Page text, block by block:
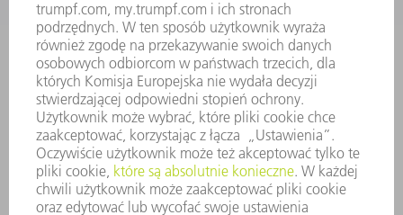
ZARZĄD
SPRAWOZDANIE Z DZIAŁALNOŚCI
ZASADY BIZNESOWE
ZAPEWNIENIE ZGODNOŚCI DZIAŁALNOŚCI Z REGULACJAMI
SYSTEM ZGŁASZANIA NIEPRAWIDŁOWOŚCI
BEZPIECZEŃSTWO
INFORMACJE PRASOWE
MAGAZYNY
ZRÓWNOWAŻONY ROZWÓJ
ŚRODOWISKO I KLIMAT
SPOŁECZEŃSTWO
KIEROWANIE PRZEDSIĘBIORSTWEM